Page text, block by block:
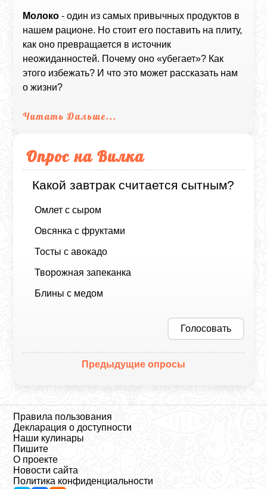
Молоко - один из самых привычных продуктов в
нашем рационе. Но стоит его поставить на плиту,
как оно превращается в источник
неожиданностей. Почему оно «убегает»? Как
этого избежать? И что это может рассказать нам
о жизни?
Читать Дальше...
Опрос на Вилка
Какой завтрак считается сытным?
Омлет с сыром
Овсянка с фруктами
Тосты с авокадо
Творожная запеканка
Блины с медом
Голосовать
Предыдущие опросы
Правила пользования
Декларация о доступности
Наши кулинары
Пишите
О проекте
Новости сайта
Политика конфиденциальности